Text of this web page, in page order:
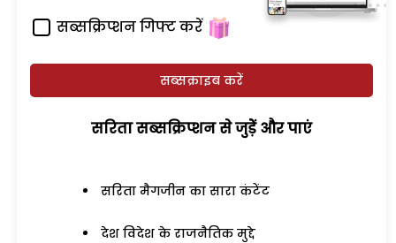
सब्सक्रिप्शन गिफ्ट करें
सब्सक्राइब करें
सरिता सब्सक्रिप्शन से जुड़ेें और पाएं
सरिता मैगजीन का सारा कंटेंट
देश विदेश के राजनैतिक मुद्दे